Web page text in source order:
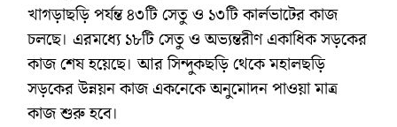
খাগড়াছড়ি পর্যন্ত ৪৩টি সেতু ও ১৩টি কার্লভাটের কাজ
চলছে। এরমধ্যে ১৮টি সেতু ও অভ্যন্তরীণ একাধিক সড়কের
কাজ শেষ হয়েছে। আর সিন্দুকছড়ি থেকে মহালছড়ি
সড়কের উন্নয়ন কাজ একনেকে অনুমোদন পাওয়া মাত্র
কাজ শুরু হবে।